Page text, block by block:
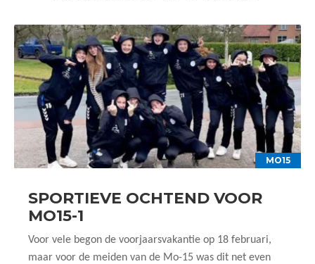
MO15
SPORTIEVE OCHTEND VOOR
MO15-1
Voor vele begon de voorjaarsvakantie op 18 februari,
maar voor de meiden van de Mo-15 was dit net even